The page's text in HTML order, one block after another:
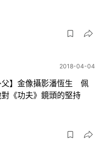
2018-04-04
父】金像攝影潘恆生 佩
《功夫》鏡頭的堅持